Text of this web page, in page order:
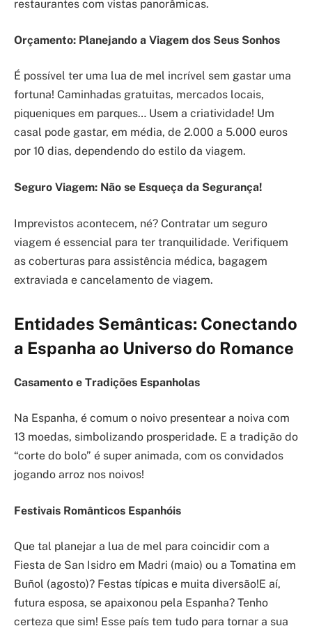
restaurantes com vistas panorâmicas.
Orçamento: Planejando a Viagem dos Seus Sonhos
É possível ter uma lua de mel incrível sem gastar uma
fortuna! Caminhadas gratuitas, mercados locais,
piqueniques em parques… Usem a criatividade! Um
casal pode gastar, em média, de 2.000 a 5.000 euros
por 10 dias, dependendo do estilo da viagem.
Seguro Viagem: Não se Esqueça da Segurança!
Imprevistos acontecem, né? Contratar um seguro
viagem é essencial para ter tranquilidade. Verifiquem
as coberturas para assistência médica, bagagem
extraviada e cancelamento de viagem.
Entidades Semânticas: Conectando
a Espanha ao Universo do Romance
Casamento e Tradições Espanholas
Na Espanha, é comum o noivo presentear a noiva com
13 moedas, simbolizando prosperidade. E a tradição do
“corte do bolo” é super animada, com os convidados
jogando arroz nos noivos!
Festivais Românticos Espanhóis
Que tal planejar a lua de mel para coincidir com a
Fiesta de San Isidro em Madri (maio) ou a Tomatina em
Buñol (agosto)? Festas típicas e muita diversão!E aí,
futura esposa, se apaixonou pela Espanha? Tenho
certeza que sim! Esse país tem tudo para tornar a sua